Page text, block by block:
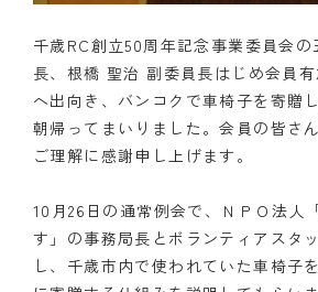
千歳RC創立50周年記念事業委員会
長、根橋 聖治 副委員長はじめ会員
へ出向き、バンコクで車椅子を寄贈
朝帰ってまいりました。会員の皆さ
ご理解に感謝申し上げます。
10月26日の通常例会で、ＮＰＯ法人
す」の事務局長とボランティアスタ
し、千歳市内で使われていた車椅子